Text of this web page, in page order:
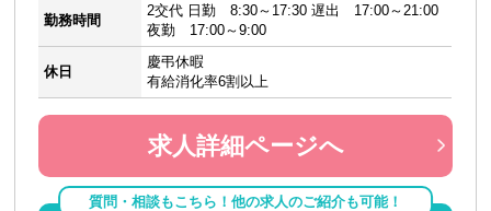
勤務時間
2交代 日勤 8:30～17:30 遅出 17:00～21:00
夜勤 17:00～9:00
休日
慶弔休暇
有給消化率6割以上
求人詳細ページへ
質問・相談もこちら！他の求人のご紹介も可能！